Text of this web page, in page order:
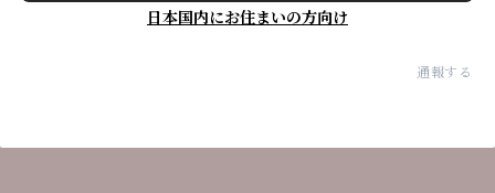
日本国内にお住まいの方向け
通報する